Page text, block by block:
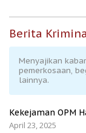
Berita
Menyajikan
pemerkosaan,
lainnya.
Kekejaman OPM
April 23, 2025